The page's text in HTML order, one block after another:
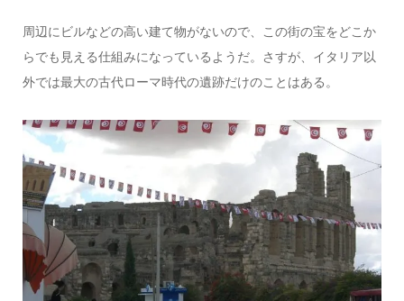
周辺にビルなどの高い建て物がないので、この街の宝をどこか
らでも見える仕組みになっているようだ。さすが、イタリア以
外では最大の古代ローマ時代の遺跡だけのことはある。